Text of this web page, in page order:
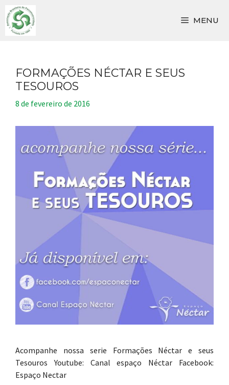
Pular
para
MENU
FORMAÇÕES NÉCTAR E SEUS
TESOUROS
8 de fevereiro de 2016
Acompanhe nossa serie Formações Néctar e seus
Tesouros Youtube: Canal espaço Néctar Facebook:
Espaço Nectar